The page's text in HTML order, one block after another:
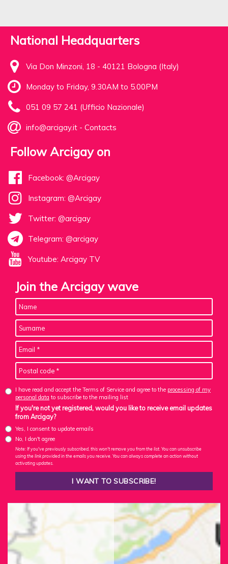
National Headquarters
Via Don Minzoni, 18 - 40121 Bologna (Italy)
Monday to Friday, 9.30AM to 5.00PM
051 09 57 241 (Ufficio Nazionale)
info@arcigay.it - Contacts
Follow Arcigay on
Facebook: @Arcigay
Instagram: @Arcigay
Twitter: @arcigay
Telegram: @arcigay
Youtube: Arcigay TV
Join the Arcigay wave
I have read and accept the Terms of Service and agree to the processing of my
personal data to subscribe to the mailing list
If you're not yet registered, would you like to receive email updates
from Arcigay?
Yes, I consent to update emails
No, I don't agree
Note: If you've previously subscribed, this won't remove you from the list. You can unsubscribe
using the link provided in the emails you receive. You can always complete an action without
activating updates.